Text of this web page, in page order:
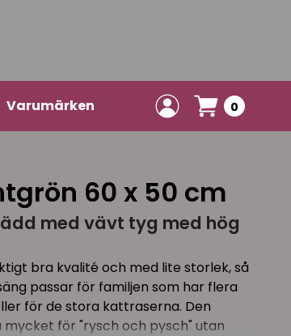
Varumärken 0
60 x 50 cm
med vävt tyg med hög
bra kvalité och med lite storlek, så
passar för familjen som har flera
för de stora kattraserna. Den
för "rysch och pysch" utan